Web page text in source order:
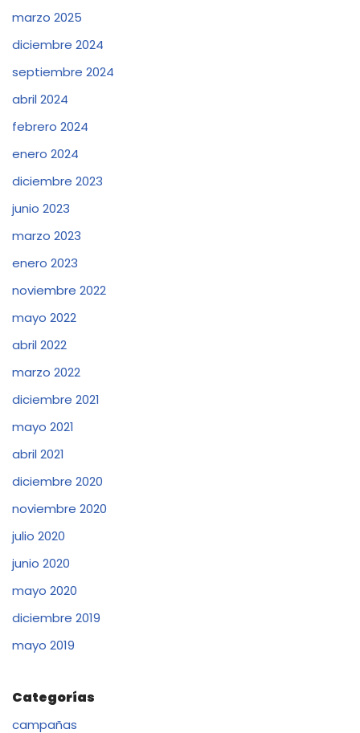
marzo 2025
diciembre 2024
septiembre 2024
abril 2024
febrero 2024
enero 2024
diciembre 2023
junio 2023
marzo 2023
enero 2023
noviembre 2022
mayo 2022
abril 2022
marzo 2022
diciembre 2021
mayo 2021
abril 2021
diciembre 2020
noviembre 2020
julio 2020
junio 2020
mayo 2020
diciembre 2019
mayo 2019
Categorías
campañas